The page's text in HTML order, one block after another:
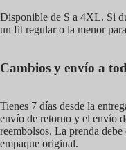
Disponible de S a 4XL. Si
un fit regular o la menor
Cambios y envío a
Tienes 7 días desde la
envío de retorno y el envío
reembolsos. La prenda
empaque original.